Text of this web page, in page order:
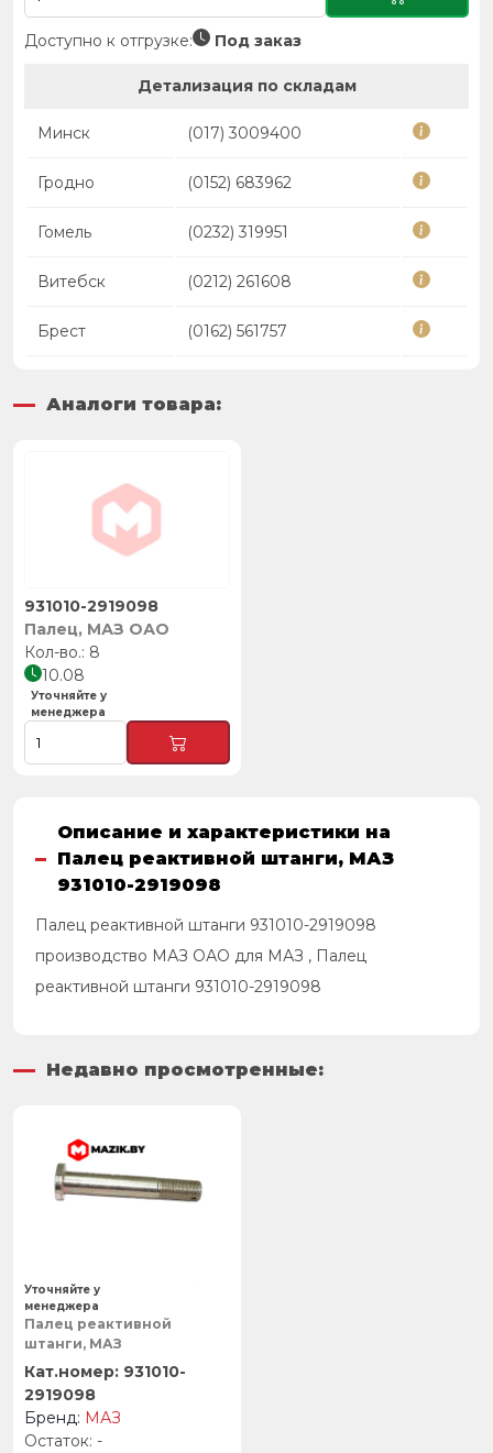
Доступно к отгрузке: Под заказ
Детализация по складам
Минск (017) 3009400
Гродно (0152) 683962
Гомель (0232) 319951
Витебск (0212) 261608
Брест (0162) 561757
Аналоги товара:
Палец, МАЗ ОАО
931010-2919098
8
10.08
Уточняйте у
менеджера
Описание и характеристики на
Палец реактивной штанги, МАЗ
931010-2919098
Палец реактивной штанги 931010-2919098
производство МАЗ ОАО для МАЗ , Палец
реактивной штанги 931010-2919098
Недавно просмотренные:
Палец реактивной
штанги, МАЗ
931010-
2919098
МАЗ
-
Уточняйте у
менеджера